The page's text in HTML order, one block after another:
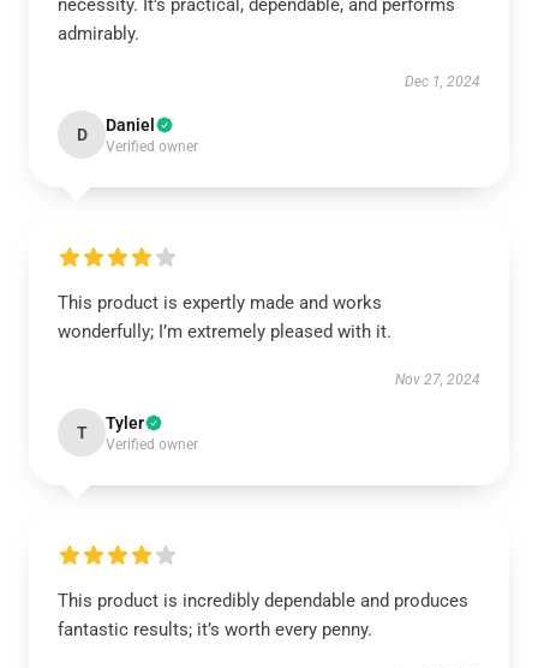
necessity. It's practical, dependable, and performs
admirably.
Dec 1, 2024
D Daniel
Verified owner
This product is expertly made and works
wonderfully; I’m extremely pleased with it.
Nov 27, 2024
T Tyler
Verified owner
This product is incredibly dependable and produces
fantastic results; it’s worth every penny.